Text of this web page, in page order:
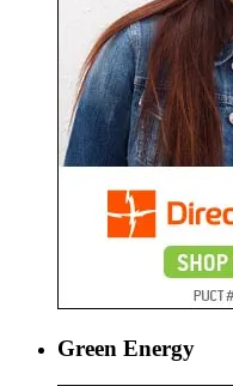
Green Energy